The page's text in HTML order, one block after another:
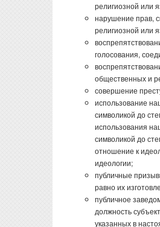
религиозной или
нарушение прав,
религиозной или
голосования,
общественных и
совершение
использование
символикой до
использования
символикой до
отношение к
идеологии;
публичные
равно их
публичное
должность
указанных в